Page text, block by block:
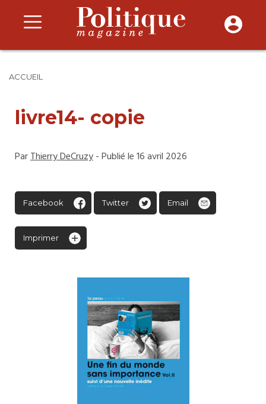
ACCUEIL
livre14- copie
ParThierry DeCruzy- Publié le 16 avril 2026
Facebook Twitter Email
Imprimer